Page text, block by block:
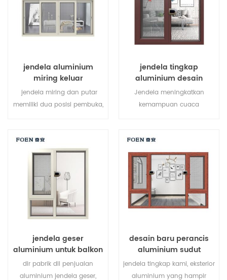
sekitar bingkai untuk
meminimalkan debu dan
intrusi air, jendela geser
dilengkapi ikat pinggang
meningkatkan kekuatan
jendela.
jendela aluminium
miring keluar
jendela miring dan putar
memiliki dua posisi pembuka,
jendela hopper. pembukaan
tingkap dapat
udara maksimum dan
pembersihan mudah, tilt
membuka dapat
memungkinkan udara masuk
jendela tingkap
aluminium desain
jendela terbaru
Jendela meningkatkan
kemampuan cuaca
proses penyemprotan bubuk
elektrostatik pada permukaan
aluminium, perlindungan
lingkungan, kesehatan,
sentuhan yang nyaman,
meningkatkan ketahanan
tahan terhadap cuaca anti
memudar.
jendela geser
aluminium untuk balkon
dir pabrik dll penjualan
aluminium jendela geser,
desain baru perancis
aluminium sudut
jendela murah
jendela tingkap kami, eksterior
aluminium yang hampir